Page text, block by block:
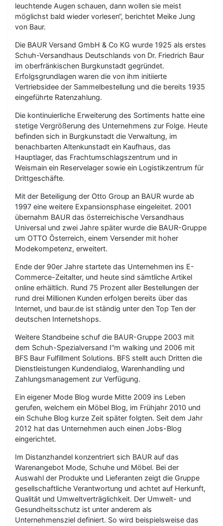
leuchtende Augen schauen, dann wollen sie meist
möglichst bald wieder vorlesen“, berichtet Meike Jung
von Baur.
Die BAUR Versand GmbH & Co KG wurde 1925 als erstes
Schuh-Versandhaus Deutschlands von Dr. Friedrich Baur
im oberfränkischen Burgkunstadt gegründet.
Erfolgsgrundlagen waren die von ihm initiierte
Vertriebsidee der Sammelbestellung und die bereits 1935
eingeführte Ratenzahlung.
Die kontinuierliche Erweiterung des Sortiments hatte eine
stetige Vergrößerung des Unternehmens zur Folge. Heute
befinden sich in Burgkunstadt die Verwaltung, im
benachbarten Altenkunstadt ein Kaufhaus, das
Hauptlager, das Frachtumschlagszentrum und in
Weismain ein Reservelager sowie ein Logistikzentrum für
Drittgeschäfte.
Mit der Beteiligung der Otto Group an BAUR wurde ab
1997 eine weitere Expansionsphase eingeleitet. 2001
übernahm BAUR das österreichische Versandhaus
Universal und zwei Jahre später wurde die BAUR-Gruppe
um OTTO Österreich, einem Versender mit hoher
Modekompetenz, erweitert.
Ende der 90er Jahre startete das Unternehmen ins E-
Commerce-Zeitalter, und heute sind sämtliche Artikel
online erhältlich. Rund 75 Prozent aller Bestellungen der
rund drei Millionen Kunden erfolgen bereits über das
Internet, und baur.de ist ständig unter den Top Ten der
deutschen Internetshops.
Weitere Standbeine schuf die BAUR-Gruppe 2003 mit
dem Schuh-Spezialversand I“m walking und 2006 mit
BFS Baur Fulfillment Solutions. BFS stellt auch Dritten die
Dienstleistungen Kundendialog, Warenhandling und
Zahlungsmanagement zur Verfügung.
Ein eigener Mode Blog wurde Mitte 2009 ins Leben
gerufen, welchem ein Möbel Blog, im Frühjahr 2010 und
ein Schuhe Blog kurze Zeit später folgten. Seit dem Jahr
2012 hat das Unternehmen auch einen Jobs-Blog
eingerichtet.
Im Distanzhandel konzentriert sich BAUR auf das
Warenangebot Mode, Schuhe und Möbel. Bei der
Auswahl der Produkte und Lieferanten zeigt die Gruppe
gesellschaftliche Verantwortung und achtet auf Herkunft,
Qualität und Umweltverträglichkeit. Der Umwelt- und
Gesundheitsschutz ist unter anderem als
Unternehmensziel definiert. So wird beispielsweise das